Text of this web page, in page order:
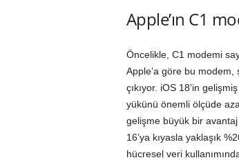
Apple’ın C1
Öncelikle, C1 modemi
Apple’a göre bu
çıkıyor. iOS 18’in
yükünü önemli ölçüde
gelişme büyük bir avantaj
16’ya kıyasla yaklaşık
hücresel veri